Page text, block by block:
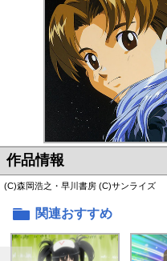
作品情報
(C)森岡浩之・早川書房 (C)サンライズ
関連おすすめ